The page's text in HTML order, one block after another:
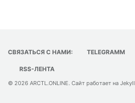
СВЯЗАТЬСЯ С НАМИ: TELEGRAMM
RSS-ЛЕНТА
© 2026 ARCTL.ONLINE. Сайт работает на Jekyll